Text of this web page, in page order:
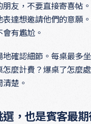
朋友，不要直接寄喜帖
表達想邀請他們的意願
有尷尬。
地確認細節。每桌最多
怎麼計費？爆桌了怎麼
楚。
，也是賓客最